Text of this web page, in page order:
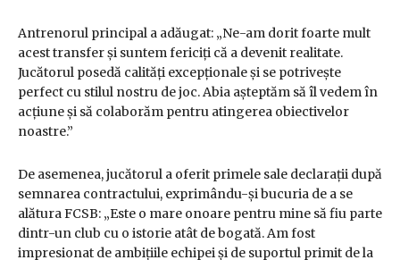
Antrenorul principal a adăugat: „Ne-am dorit foarte mult
acest transfer și suntem fericiți că a devenit realitate.
Jucătorul posedă calități excepționale și se potrivește
perfect cu stilul nostru de joc. Abia așteptăm să îl vedem în
acțiune și să colaborăm pentru atingerea obiectivelor
noastre.”
De asemenea, jucătorul a oferit primele sale declarații după
semnarea contractului, exprimându-și bucuria de a se
alătura FCSB: „Este o mare onoare pentru mine să fiu parte
dintr-un club cu o istorie atât de bogată. Am fost
impresionat de ambițiile echipei și de suportul primit de la